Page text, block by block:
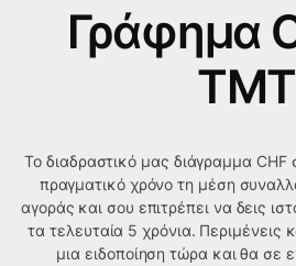
Γράφημα
TMT
Το διαδραστικό μας διάγραμμα CHF
πραγματικό χρόνο τη μέση
αγοράς και σου επιτρέπει να δεις
τα τελευταία 5 χρόνια. Περιμένεις
μια ειδοποίηση τώρα και θα σε